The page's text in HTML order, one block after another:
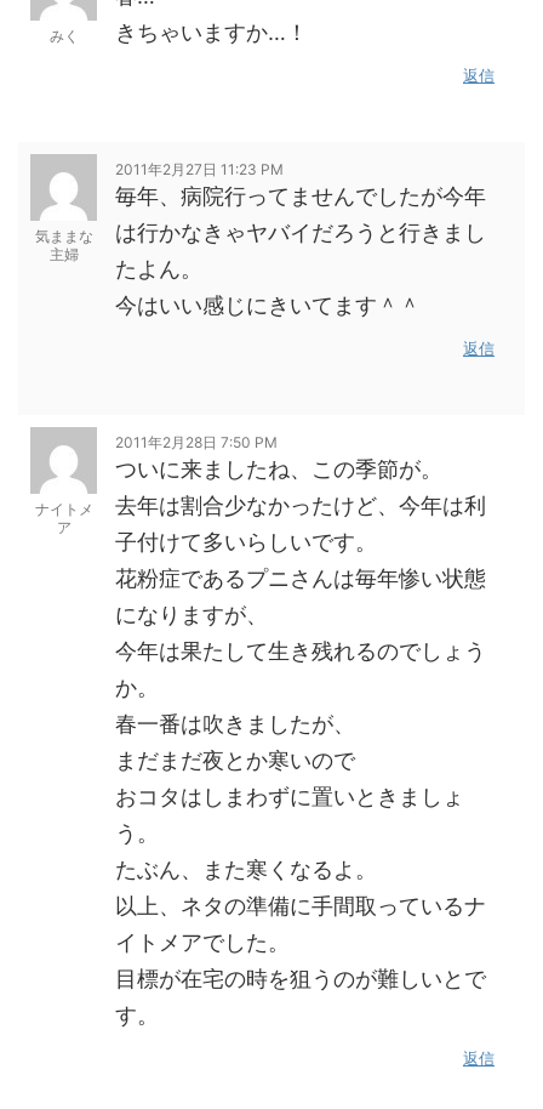
みく
きちゃいますか…！
返信
気ままな
主婦
2011年2月27日 11:23 PM
毎年、病院行ってませんでしたが今年
は行かなきゃヤバイだろうと行きまし
たよん。
今はいい感じにきいてます＾＾
返信
ナイトメ
ア
2011年2月28日 7:50 PM
ついに来ましたね、この季節が。
去年は割合少なかったけど、今年は利
子付けて多いらしいです。
花粉症であるプニさんは毎年惨い状態
になりますが、
今年は果たして生き残れるのでしょう
か。
春一番は吹きましたが、
まだまだ夜とか寒いので
おコタはしまわずに置いときましょ
う。
たぶん、また寒くなるよ。
以上、ネタの準備に手間取っているナ
イトメアでした。
目標が在宅の時を狙うのが難しいとで
す。
返信